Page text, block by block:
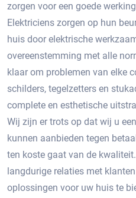
zorgen voor een goede
Elektriciens zorgen op hun
huis door elektrische
overeenstemming met alle
klaar om problemen van elke
schilders, tegelzetters en
complete en esthetische
Wij zijn er trots op dat wij u
kunnen aanbieden tegen
ten koste gaat van de
langdurige relaties met
oplossingen voor uw huis te